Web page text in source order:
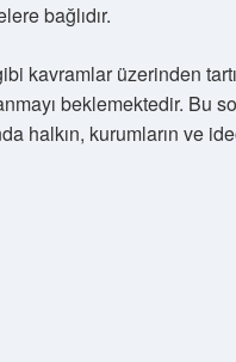
bağlıdır.
kavramlar üzerinden
beklemektedir. Bu
halkın, kurumların ve